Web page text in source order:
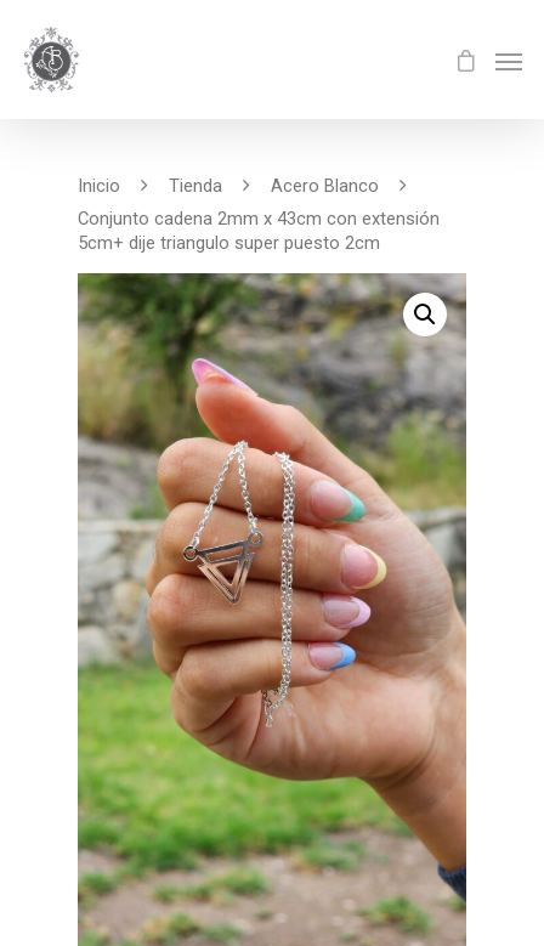
Inicio Tienda
Acero Blanco
Conjunto cadena 2mm x 43cm con extensión
5cm+ dije triangulo super puesto 2cm